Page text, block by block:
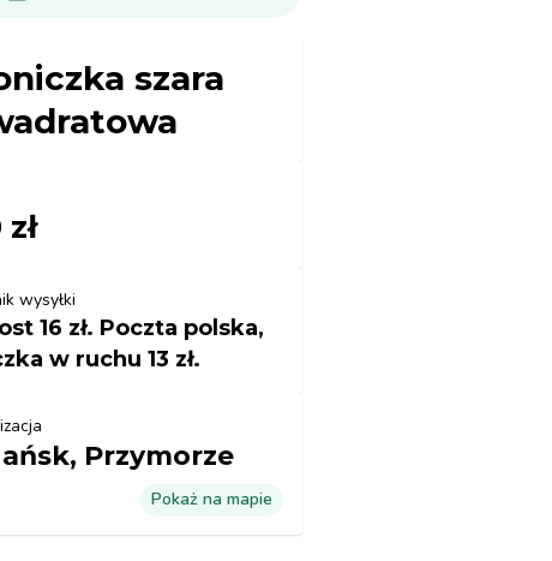
szara
wysyłki
16 zł. Poczta polska,
w ruchu 13 zł.
Przymorze
Pokaż na mapie